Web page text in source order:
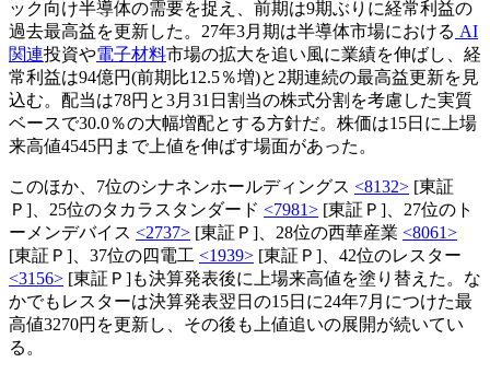
ック向け半導体の需要を捉え、前期は9期ぶりに経常利益の
過去最高益を更新した。27年3月期は半導体市場における AI
関連投資や電子材料市場の拡大を追い風に業績を伸ばし、経
常利益は94億円(前期比12.5％増)と2期連続の最高益更新を見
込む。配当は78円と3月31日割当の株式分割を考慮した実質
ベースで30.0％の大幅増配とする方針だ。株価は15日に上場
来高値4545円まで上値を伸ばす場面があった。
このほか、7位のシナネンホールディングス <8132> [東証
Ｐ]、25位のタカラスタンダード <7981> [東証Ｐ]、27位のト
ーメンデバイス <2737> [東証Ｐ]、28位の西華産業 <8061>
[東証Ｐ]、37位の四電工 <1939> [東証Ｐ]、42位のレスター
<3156> [東証Ｐ]も決算発表後に上場来高値を塗り替えた。な
かでもレスターは決算発表翌日の15日に24年7月につけた最
高値3270円を更新し、その後も上値追いの展開が続いてい
る。